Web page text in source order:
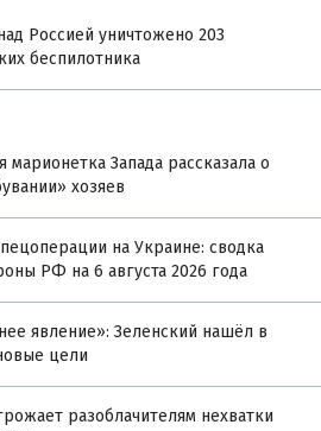
Россией уничтожено 203
беспилотника
марионетка Запада рассказала о
хозяев
на Украине: сводка
РФ на 6 августа 2026 года
явление»: Зеленский нашёл в
цели
разоблачителям нехватки